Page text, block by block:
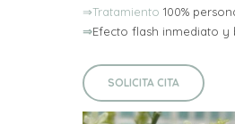
⇒Tratamiento 100%
⇒Efecto flash inmediato
SOLICITA CITA